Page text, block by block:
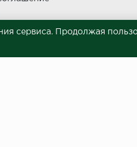
(реквизиты)
сервиса. Продолжая